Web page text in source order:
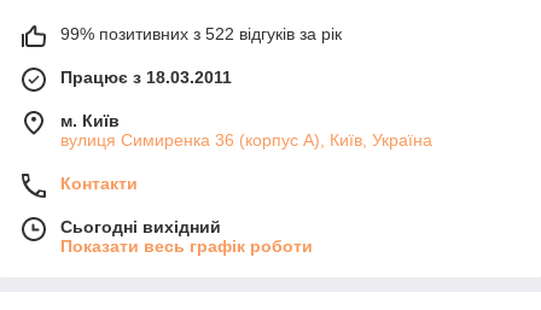
99% позитивних з 522 відгуків за рік
Працює з 18.03.2011
м. Київ
вулиця Симиренка 36 (корпус А), Київ, Україна
Контакти
Сьогодні вихідний
Показати весь графік роботи